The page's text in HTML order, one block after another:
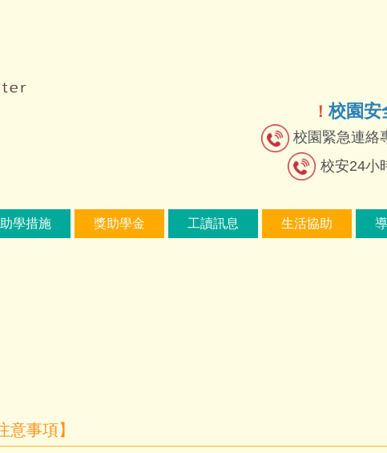
！校園安
校園緊急連絡
校安24小
助學措施 獎助學金 工讀訊息 生活協助
事項】